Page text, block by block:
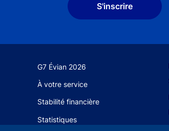
S'inscrire
G7 Évian 2026
À votre service
Stabilité financière
Statistiques